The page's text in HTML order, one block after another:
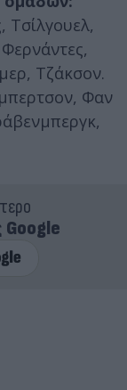
Τσίλγουελ,
Τζάκσον.
Φαν
Google